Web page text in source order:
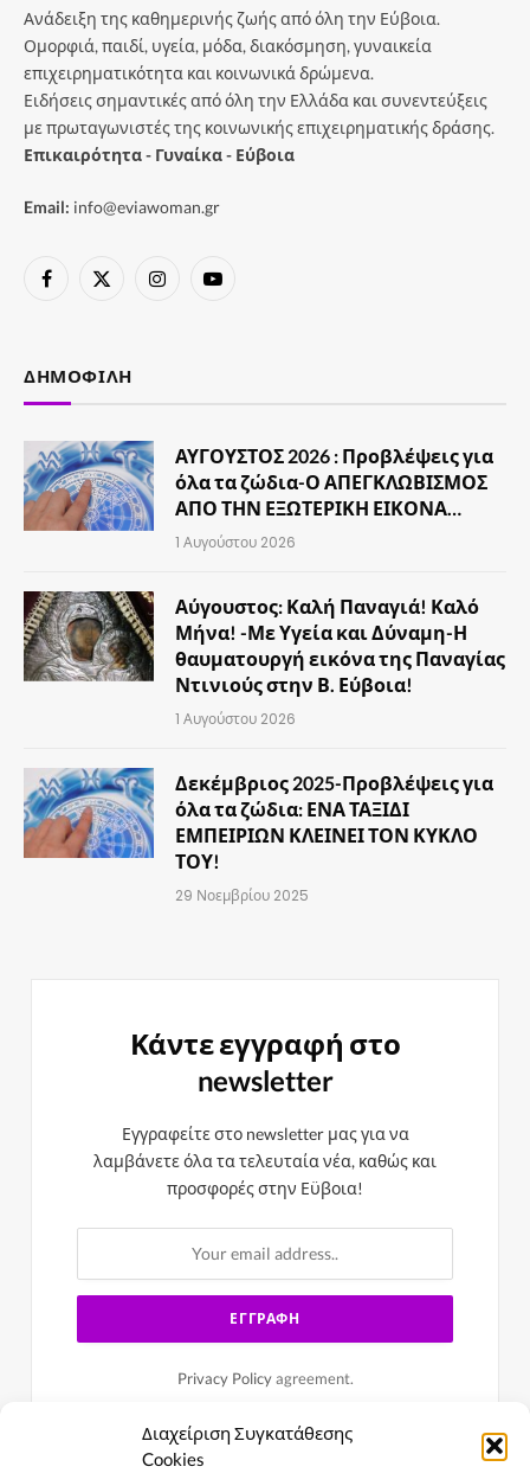
Διαχείριση Συγκατάθεσης
Cookies
Ανάδειξη της καθημερινής ζωής από όλη την Εύβοια.
Ομορφιά, παιδί, υγεία, μόδα, διακόσμηση, γυναικεία
επιχειρηματικότητα και κοινωνικά δρώμενα.
Ειδήσεις σημαντικές από όλη την Ελλάδα και συνεντεύξεις
με πρωταγωνιστές της κοινωνικής επιχειρηματικής δράσης.
Επικαιρότητα - Γυναίκα - Εύβοια
Email: info@eviawoman.gr
Facebook
X
InstagramYouTube
ΔΗΜΟΦΙΛΉ
ΑΥΓΟΥΣΤΟΣ 2026 : Προβλέψεις για
όλα τα ζώδια-Ο ΑΠΕΓΚΛΩΒΙΣΜΟΣ
ΑΠΟ ΤΗΝ ΕΞΩΤΕΡΙΚΗ ΕΙΚΟΝΑ…
1 Αυγούστου 2026
Αύγουστος: Καλή Παναγιά! Καλό
Μήνα! -Με Υγεία και Δύναμη-Η
θαυματουργή εικόνα της Παναγίας
Ντινιούς στην Β. Εύβοια!
1 Αυγούστου 2026
Δεκέμβριος 2025-Προβλέψεις για
όλα τα ζώδια: ΕΝΑ ΤΑΞΙΔΙ
ΕΜΠΕΙΡΙΩΝ ΚΛΕΙΝΕΙ ΤΟΝ ΚΥΚΛΟ
ΤΟΥ!
29 Νοεμβρίου 2025
Κάντε εγγραφή στο
newsletter
Εγγραφείτε στο newsletter μας για να
λαμβάνετε όλα τα τελευταία νέα, καθώς και
προσφορές στην Εϋβοια!
Privacy Policyagreement.